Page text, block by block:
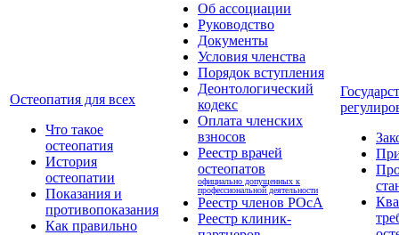
Остеопатия для всех
Что такое
остеопатия
История
остеопатии
Показания и
противопоказания
Как правильно
Об ассоциации
Руководство
Документы
Условия членства
Порядок вступления
Деонтологический
кодекс
Оплата членских
взносов
Реестр врачей
остеопатов
официально допущенных к
профессиональной деятельности
Реестр членов РОсА
Реестр клиник-